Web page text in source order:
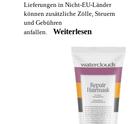
Lieferungen in Nicht-EU-Länder
können zusätzliche Zölle, Steuern
und Gebühren
anfallen.
Weiterlesen